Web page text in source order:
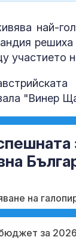
най-
участието
"Винер
на
за